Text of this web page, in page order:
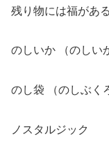
残り物には福があ
のしいか （のしい
のし袋 （のしぶく
ノスタルジック